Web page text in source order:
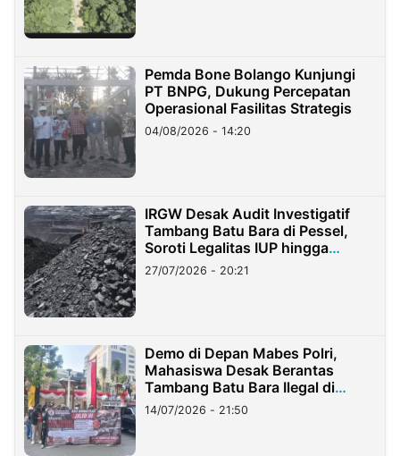
Pemda Bone Bolango Kunjungi
PT BNPG, Dukung Percepatan
Operasional Fasilitas Strategis
04/08/2026 - 14:20
IRGW Desak Audit Investigatif
Tambang Batu Bara di Pessel,
Soroti Legalitas IUP hingga
Stockpile
27/07/2026 - 20:21
Demo di Depan Mabes Polri,
Mahasiswa Desak Berantas
Tambang Batu Bara Ilegal di
Lampung
14/07/2026 - 21:50